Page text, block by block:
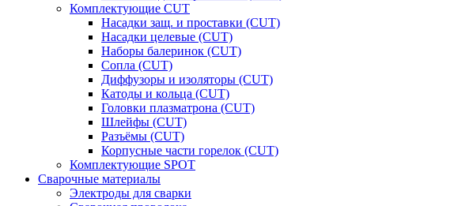
Комплектующие CUT
Насадки защ. и проставки (CUT)
Насадки целевые (CUT)
Наборы балеринок (CUT)
Сопла (CUT)
Диффузоры и изоляторы (CUT)
Катоды и кольца (CUT)
Головки плазматрона (CUT)
Шлейфы (CUT)
Разъёмы (CUT)
Корпусные части горелок (CUT)
Комплектующие SPOT
Сварочные материалы
Электроды для сварки